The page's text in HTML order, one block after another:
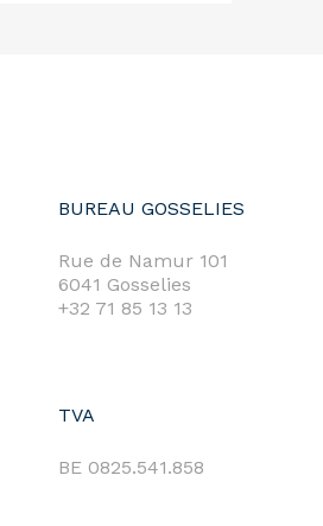
BUREAU GOSSELIES
Rue de Namur 101
6041 Gosselies
+32 71 85 13 13
TVA
BE 0825.541.858